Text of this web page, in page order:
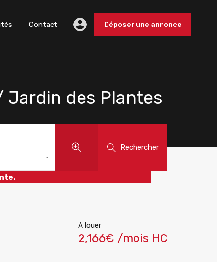
Contact Déposer une annonce
Jardin des Plantes
Rechercher
A louer
2,166€ /mois HC